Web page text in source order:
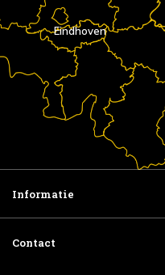
Eindhoven
Informatie
Contact